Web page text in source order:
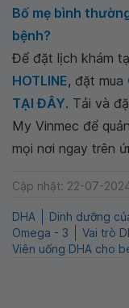
Bố mẹ bình
bệnh?
Để đặt lịch khám
HOTLINE, đặt mua
TẠI ĐÂY. Tải và
My Vinmec để
mọi nơi ngay trên
Cập nhật: 22-07-
DHA Dinh dưỡng
Omega - 3
Vai trò
Viên uống DHA cho